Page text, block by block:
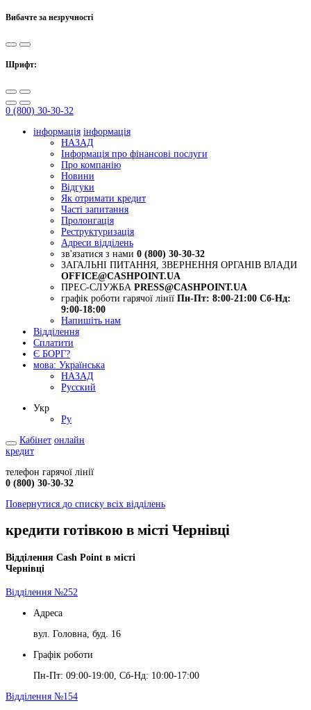
Вибачте за незручності
Шрифт:
0 (800) 30-30-32
інформація інформація
НАЗАД
Інформація про фінансові послуги
Про компанію
Новини
Відгуки
Як отримати кредит
Часті запитання
Пролонгація
Реструктуризація
Адреси відділень
зв'язатися з нами 0 (800) 30-30-32
ЗАГАЛЬНІ ПИТАННЯ, ЗВЕРНЕННЯ ОРГАНІВ ВЛАДИ
OFFICE@CASHPOINT.UA
ПРЕС-СЛУЖБА PRESS@CASHPOINT.UA
графік роботи гарячої лінії Пн-Пт: 8:00-21:00 Сб-Нд:
9:00-18:00
Напишіть нам
Відділення
Сплатити
Є БОРГ?
мова: Українська
НАЗАД
Русский
Укр
Ру
Кабінет онлайн
кредит
телефон гарячої лінії
0 (800) 30-30-32
Повернутися до списку всіх відділень
кредити готівкою в місті Чернівці
Відділення Cash Point в місті
Чернівці
Відділення №252
Адреса
вул. Головна, буд. 16
Графік роботи
Пн-Пт: 09:00-19:00, Сб-Нд: 10:00-17:00
Відділення №154